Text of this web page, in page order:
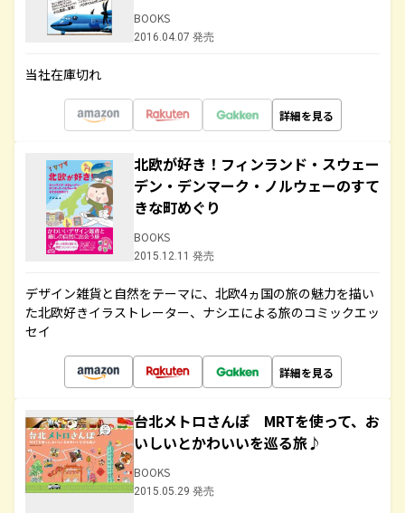
BOOKS
2016.04.07 発売
当社在庫切れ
詳細を見る
北欧が好き！フィンランド・スウェー
デン・デンマーク・ノルウェーのすて
きな町めぐり
BOOKS
2015.12.11 発売
デザイン雑貨と自然をテーマに、北欧4ヵ国の旅の魅力を描い
た北欧好きイラストレーター、ナシエによる旅のコミックエッ
セイ
詳細を見る
台北メトロさんぽ MRTを使って、お
いしいとかわいいを巡る旅♪
BOOKS
2015.05.29 発売